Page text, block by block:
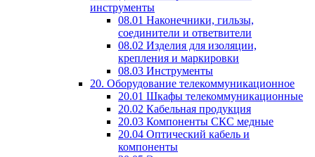
инструменты
08.01 Наконечники, гильзы,
соединители и ответвители
08.02 Изделия для изоляции,
крепления и маркировки
08.03 Инструменты
20. Оборудование телекоммуникационное
20.01 Шкафы телекоммуникационные
20.02 Кабельная продукция
20.03 Компоненты СКС медные
20.04 Оптический кабель и
компоненты